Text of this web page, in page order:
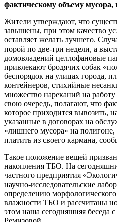
фактическому объему
Жители утверждают, что
завышены, при этом качество
оставляет желать лучшего.
порой по две-три недели, а
домовладений целлофановые
привлекают бродячих собак
беспорядок на улицах города,
контейнеров, стихийные
множество нареканий на
свою очередь, полагают, что
которое приходится вывозить,
указанные в договорах на
«лишнего мусора» на
платить из своего кармана,
Такое положение вещей
накопления ТБО. На
частного предприятия
научно-исследовательские
определению морфологического
влажности ТБО и рассчитаны
этом наша сегодняшняя беседа